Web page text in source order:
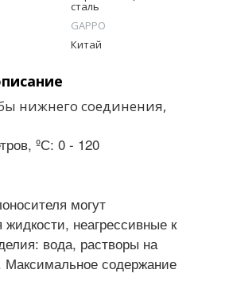
сталь
GAPPO
Китай
нижнего соединения,
ºС: 0 - 120
могут
жидкости, неагрессивные к
вода, растворы на
Максимальное содержание